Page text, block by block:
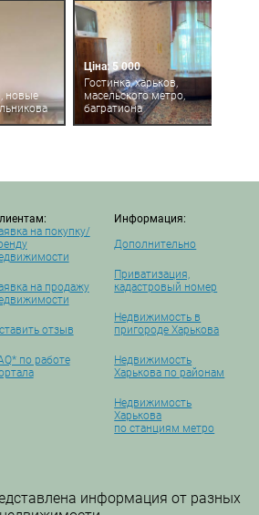
новые
Ціна: 5 000
Гостинка, харьков,
масельского метро,
багратиона
на покупку/
на продажу
отзыв
по работе
Информация:
Дополнительно
Приватизация,
кадастровый номер
Недвижимость в
пригороде Харькова
Недвижимость
Харькова по районам
Недвижимость
Харькова
по станциям метро
информация от разных